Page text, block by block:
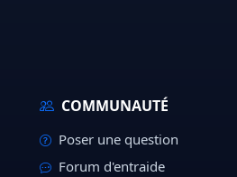
COMMUNAUTÉ
Poser une question
Forum d'entraide